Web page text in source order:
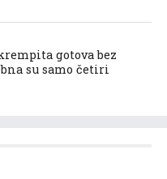
gotova bez
su samo četiri